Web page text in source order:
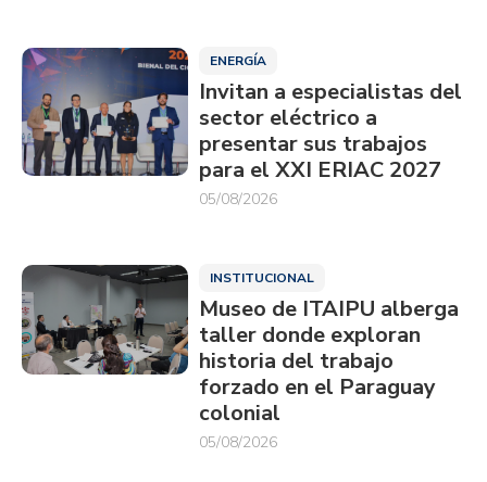
ENERGÍA
Invitan a especialistas del
sector eléctrico a
presentar sus trabajos
para el XXI ERIAC 2027
05/08/2026
INSTITUCIONAL
Museo de ITAIPU alberga
taller donde exploran
historia del trabajo
forzado en el Paraguay
colonial
05/08/2026